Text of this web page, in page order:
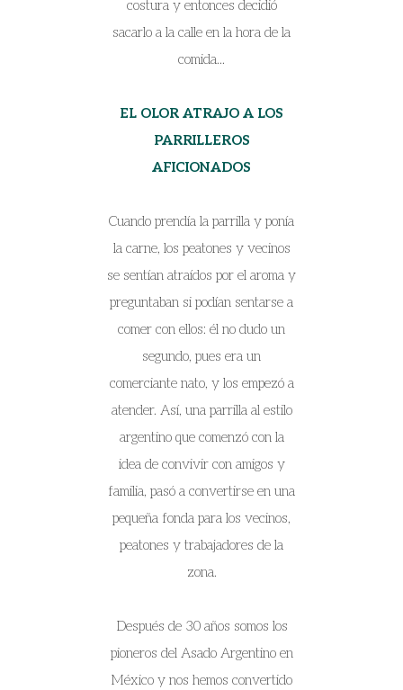
costura y entonces decidió
sacarlo a la calle en la hora de la
comida...
EL OLOR ATRAJO A LOS
PARRILLEROS
AFICIONADOS
Cuando prendía la parrilla y ponía
la carne, los peatones y vecinos
se sentían atraídos por el aroma y
preguntaban si podían sentarse a
comer con ellos: él no dudo un
segundo, pues era un
comerciante nato, y los empezó a
atender. Así, una parrilla al estilo
argentino que comenzó con la
idea de convivir con amigos y
familia, pasó a convertirse en una
pequeña fonda para los vecinos,
peatones y trabajadores de la
zona.
Después de 30 años somos los
pioneros del Asado Argentino en
México y nos hemos convertido